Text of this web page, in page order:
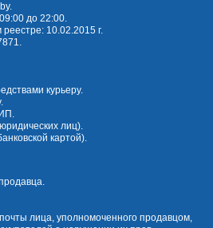
.
до 22:00.
10.02.2015 г.
курьеру.
лиц).
картой).
лица, уполномоченного продавцом,